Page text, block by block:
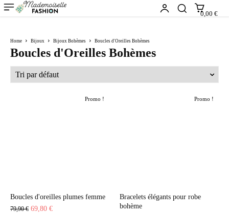
0,00 €
Home Bijoux Bijoux Bohèmes Boucles d'Oreilles Bohèmes
Boucles d'Oreilles Bohèmes
Promo !
Boucles d'oreilles plumes femme
79,90€ Le
69,80 €Le
Promo !
Bracelets élégants pour robe
bohème